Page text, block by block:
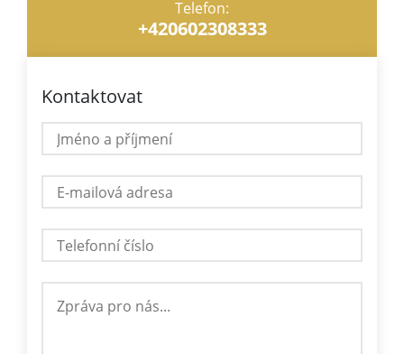
Telefon:
+420602308333
Kontaktovat